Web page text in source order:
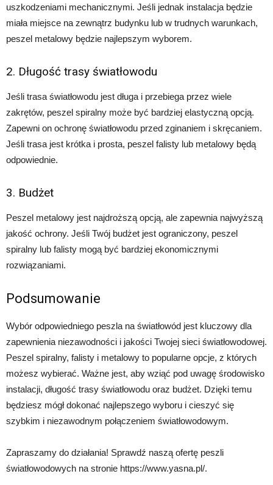
uszkodzeniami mechanicznymi. Jeśli jednak instalacja będzie
miała miejsce na zewnątrz budynku lub w trudnych warunkach,
peszel metalowy będzie najlepszym wyborem.
2. Długość trasy światłowodu
Jeśli trasa światłowodu jest długa i przebiega przez wiele
zakrętów, peszel spiralny może być bardziej elastyczną opcją.
Zapewni on ochronę światłowodu przed zginaniem i skręcaniem.
Jeśli trasa jest krótka i prosta, peszel falisty lub metalowy będą
odpowiednie.
3. Budżet
Peszel metalowy jest najdroższą opcją, ale zapewnia najwyższą
jakość ochrony. Jeśli Twój budżet jest ograniczony, peszel
spiralny lub falisty mogą być bardziej ekonomicznymi
rozwiązaniami.
Podsumowanie
Wybór odpowiedniego peszla na światłowód jest kluczowy dla
zapewnienia niezawodności i jakości Twojej sieci światłowodowej.
Peszel spiralny, falisty i metalowy to popularne opcje, z których
możesz wybierać. Ważne jest, aby wziąć pod uwagę środowisko
instalacji, długość trasy światłowodu oraz budżet. Dzięki temu
będziesz mógł dokonać najlepszego wyboru i cieszyć się
szybkim i niezawodnym połączeniem światłowodowym.
Zapraszamy do działania! Sprawdź naszą ofertę peszli
światłowodowych na stronie https://www.yasna.pl/.